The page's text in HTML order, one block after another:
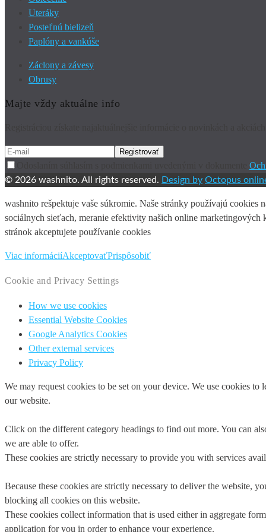
Uteráky
Posteľnú bielizeň
Paplóny a vankúše
Záclony a závesy
Obrusy
Majte vždy aktuálne info
© 2026 washnito. All rights reserved. Design by Octopus
washnito rešpektuje vaše súkromie. Naše stránky používajú
sociálnych sieťach, meranie efektivity našich online marketingových
stránok akceptujete používanie cookies
Viac informáciíAkceptovaťPrispôsobiť
Cookie and Privacy Settings
How we use cookies
Essential Website Cookies
Google Analytics Cookies
Other external services
Privacy Policy
We may request cookies to be set on your device. We use cookies
our website.
Click on the different category headings to find out more. You can
we are able to offer.
These cookies are strictly necessary to provide you with services
Because these cookies are strictly necessary to deliver the website,
blocking all cookies on this website.
These cookies collect information that is used either in aggregate
application for you in order to enhance your experience.